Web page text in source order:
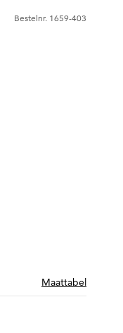
Bestelnr. 1659-403
Maattabel